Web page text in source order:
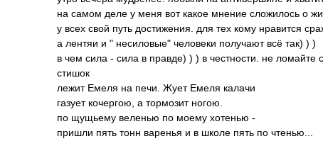
на самом деле у меня вот какое мнение слож­илось о
у всех свой путь дост­ижен­ия. для тех кому нрав­ится
а лентяи и " несиловые" чело­веки полу­чают всё так) ) )
в чем сила - сила в правде) ) ) в чест­ности. не ломайте
стишок
лежит Емеля на печи. Жует Емеля калачи
газует коче­ргою, а торм­озит ногою.
по щущьему веленью по моему хотенью -
пришли пять тонн варенья и в школе пять по чтен­ью...